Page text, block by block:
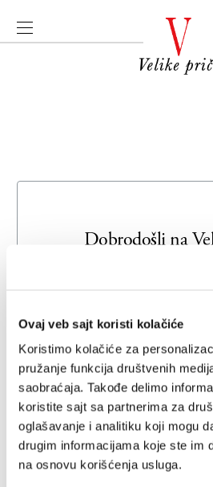
Ovaj veb sajt koristi kolačiće
Koristimo kolačiće za
pružanje funkcija društvenih
saobraćaja. Takođe delimo
koristite sajt sa partnerima za
oglašavanje i analitiku koji mogu
drugim informacijama koje ste im
na osnovu korišćenja usluga.
Dobrodošli na
Unesite svoju adresu e-pošte da
Email adresa
Lozinka